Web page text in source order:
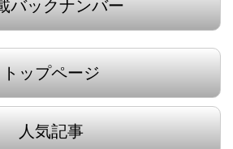
バックナンバー
トップページ
人気記事